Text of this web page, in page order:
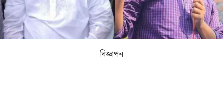
বিজ্ঞাপন